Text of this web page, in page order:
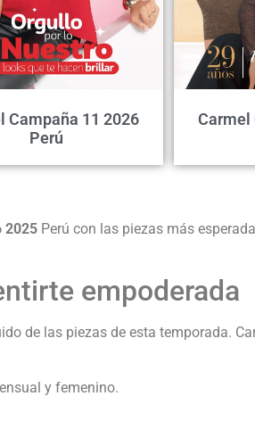
Campaña 11 2026
Perú
Carmel
2025 Perú con las piezas más
empoderada
de las piezas de esta temporada.
y femenino.